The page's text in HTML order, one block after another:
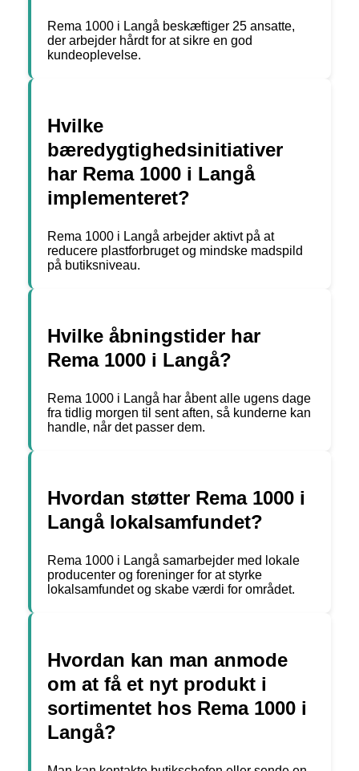
Rema 1000 i Langå beskæftiger 25 ansatte,
der arbejder hårdt for at sikre en god
kundeoplevelse.
Hvilke
bæredygtighedsinitiativer
har Rema 1000 i Langå
implementeret?
Rema 1000 i Langå arbejder aktivt på at
reducere plastforbruget og mindske madspild
på butiksniveau.
Hvilke åbningstider har
Rema 1000 i Langå?
Rema 1000 i Langå har åbent alle ugens dage
fra tidlig morgen til sent aften, så kunderne kan
handle, når det passer dem.
Hvordan støtter Rema 1000 i
Langå lokalsamfundet?
Rema 1000 i Langå samarbejder med lokale
producenter og foreninger for at styrke
lokalsamfundet og skabe værdi for området.
Hvordan kan man anmode
om at få et nyt produkt i
sortimentet hos Rema 1000 i
Langå?